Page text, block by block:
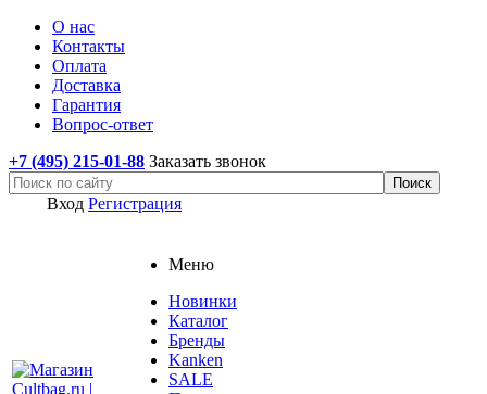
О нас
Контакты
Оплата
Доставка
Гарантия
Вопрос-ответ
+7 (495) 215-01-88 Заказать звонок
Вход Регистрация
Меню
Новинки
Каталог
Бренды
Kanken
SALE